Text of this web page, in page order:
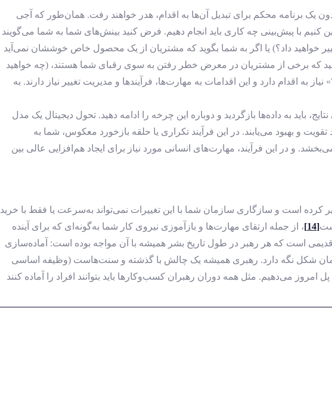
یک برنامه محکم برای تبدیل آن‌ها به اقدام، هدر خواهند رفت. همان‌طور که آجی
کنیم با پیش‌بینی چه کاری باید انجام دهیم. فرض کنید بینش‌های شما به شما می‌گویند
خواهید داد؟) یا اگر به شما بگوید که مشتریان از یک محصول خاص خوششان نمی‌آید
که برخی از مشتریان در معرض خطر رفتن به سوی رقبای شما هستند، (چه خواهید
به اقدام دارد و این اقدامات به مهارت‌ها، فرآیندها و مدیریت تغییر نیاز دارند. به
باید به داده‌ها بازگردید و دوباره این چرخه را ادامه دهید. تحول دیجیتال یک مدل
و بهبود می‌یابند. در این فرآیند تکراری یا حلقه بازخورد معکوس، شما به
و در این فرآیند، مهارت‌های انسانی مورد نیاز برای ایجاد هم‌افزایی عالی بین
است و سازگاری سازمان شما با این تغییرات نمی‌تواند به‌سرعت یا فقط با خرید
[14]
، از جمله ارتقای مهارت‌ها و بازآموزی نیروی کار شما به‌گونه‌ای که برای آینده
قدیمی است که هر رهبر در طول تاریخ بشر همیشه با آن مواجه بوده است: آماده‌سازی
همان شکل نگه دارد. رهبری همیشه یک چالش با گذشته و سنت‌هاست (وظیفه اساسی
امروز می‌دهیم. مثل همه دوران رهبران کسب‌وکارها باید بتوانند افراد را آماده کنند